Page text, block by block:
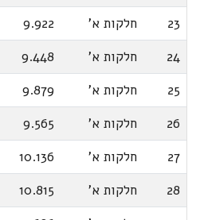
23
חלקות א' 9.922
24
חלקות א' 9.448
25
חלקות א' 9.879
26
חלקות א' 9.565
27
חלקות א' 10.136
28
חלקות א' 10.815